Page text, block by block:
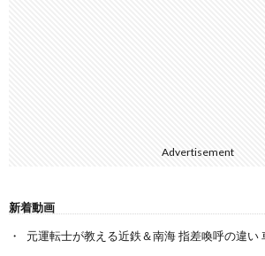
Advertisement
新着動画
元運転士が教える近鉄＆南海 指差喚呼の違い